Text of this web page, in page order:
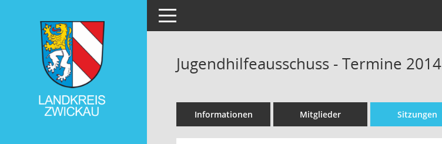
Toggle navigation
Jugendhilfeausschuss - Termine 2014
Informationen Mitglieder Sitzungen